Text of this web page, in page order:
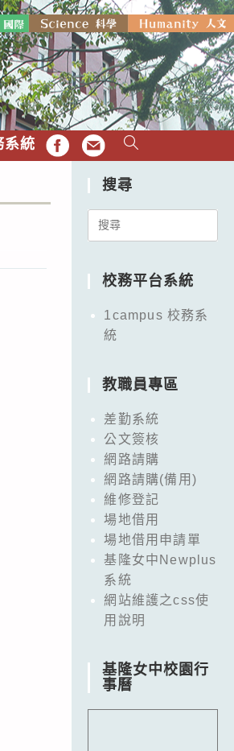
系統 FB EMAIL
搜尋
Search
校務平台系統
1campus 校務系
統
教職員專區
差勤系統
公文簽核
網路請購
網路請購(備用)
維修登記
場地借用
場地借用申請單
基隆女中Newplus
系統
網站維護之css使
用說明
基隆女中校園行
事曆